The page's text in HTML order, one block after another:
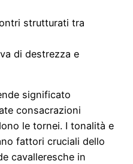
strutturati tra
di destrezza e
significato
consacrazioni
le tornei. I tonalità e
fattori cruciali dello
cavalleresche in